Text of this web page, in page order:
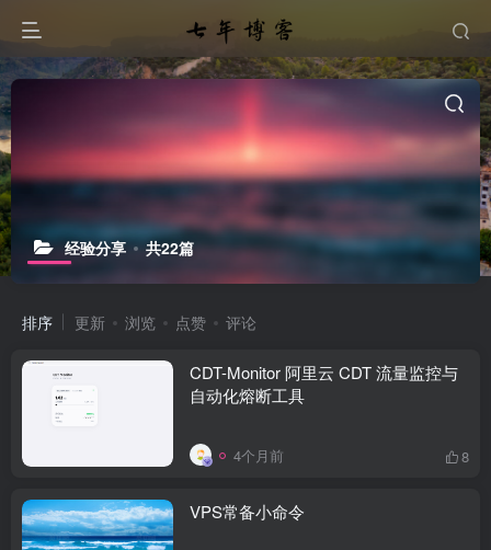
经验分享 共22篇
排序 更新 浏览 点赞 评论
CDT-Monitor 阿里云 CDT 流量监控与
自动化熔断工具
4个月前 8
VPS常备小命令